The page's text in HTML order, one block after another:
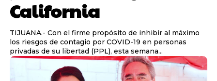
California
TIJUANA.- Con el firme propósito de inhibir al máximo
los riesgos de contagio por COVID-19 en personas
privadas de su libertad (PPL), esta semana...